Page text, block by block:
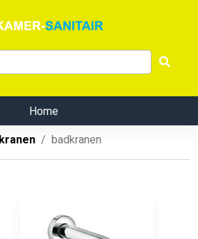
Home
kranen badkranen